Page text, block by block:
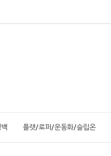
플랫/로퍼/운동화/슬립온